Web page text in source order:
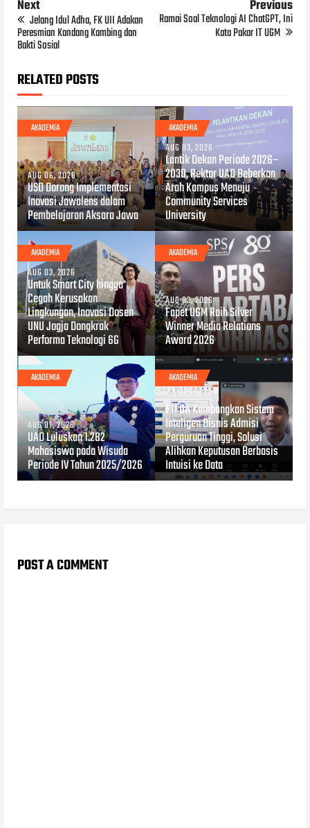
Next
Jelang Idul Adha, FK UII Adakan
Peresmian Kandang Kambing dan
Bakti Sosial
Previous
Ramai Soal Teknologi AI ChatGPT, Ini
Kata Pakar IT UGM
RELATED POSTS
AKADEMIA
AUG 06, 2026
USD Dorong Implementasi
Inovasi Jawalens dalam
Pembelajaran Aksara Jawa
AKADEMIA
AUG 03, 2026
Lantik Dekan Periode 2026–
2030, Rektor UAD Beberkan
Arah Kampus Menuju
Community Services
University
AKADEMIA
AUG 03, 2026
Untuk Smart City hingga
Cegah Kerusakan
Lingkungan, Inovasi Dosen
UNU Jogja Dongkrak
Performa Teknologi 6G
AKADEMIA
AUG 03, 2026
Fapet UGM Raih Silver
Winner Media Relations
Award 2026
AKADEMIA
AUG 01, 2026
UAD Luluskan 1.282
Mahasiswa pada Wisuda
Periode IV Tahun 2025/2026
AKADEMIA
JUL 30, 2026
FTI UII Kembangkan Sistem
Inteligen Bisnis Admisi
Perguruan Tinggi, Solusi
Alihkan Keputusan Berbasis
Intuisi ke Data
POST A COMMENT